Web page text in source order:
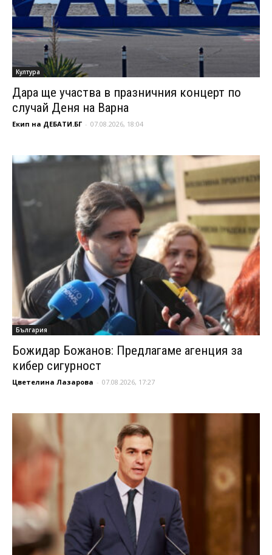
Култура
Дара ще участва в празничния концерт по
случай Деня на Варна
Екип на ДЕБАТИ.БГ - 07.08.2026, 18:04
България
Божидар Божанов: Предлагаме агенция за
кибер сигурност
Цветелина Лазарова - 07.08.2026, 17:27